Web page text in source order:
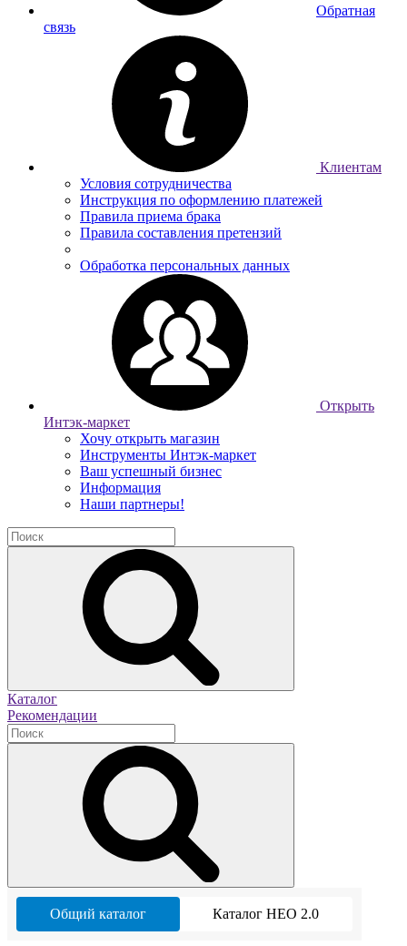
Обратная
связь
Клиентам
Условия сотрудничества
Инструкция по оформлению платежей
Правила приема брака
Правила составления претензий
Обработка персональных данных
Открыть
Интэк-маркет
Хочу открыть магазин
Инструменты Интэк-маркет
Ваш успешный бизнес
Информация
Наши партнеры!
Каталог
Рекомендации
Общий каталог Каталог НЕО 2.0